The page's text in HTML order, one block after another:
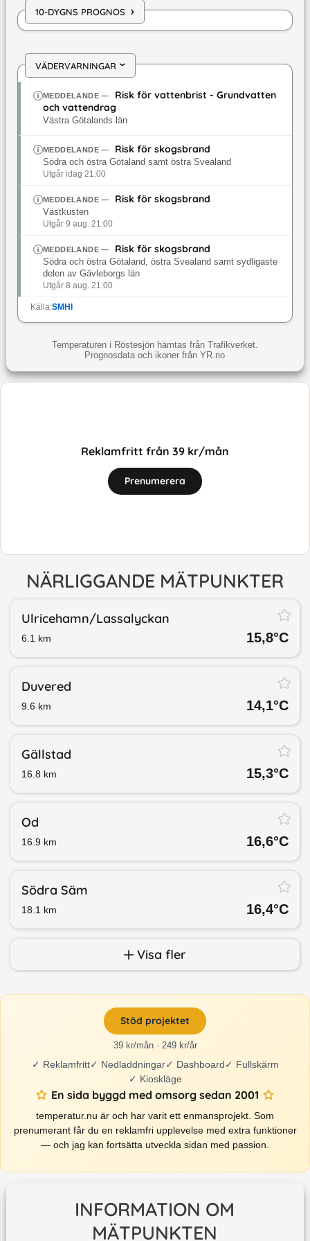
10-DYGNS PROGNOS ›
VÄDERVARNINGAR›
MEDDELANDE—
Risk för vattenbrist - Grundvatten
och vattendrag
Västra Götalands län
MEDDELANDE— Risk för skogsbrand
Södra och östra Götaland samt östra Svealand
Utgår idag 21:00
MEDDELANDE— Risk för skogsbrand
Västkusten
Utgår 9 aug. 21:00
MEDDELANDE— Risk för skogsbrand
Södra och östra Götaland, östra Svealand samt sydligaste
delen av Gävleborgs län
Utgår 8 aug. 21:00
Källa:SMHI
Temperaturen i Röstesjön hämtas från Trafikverket.
Prognosdata och ikoner från YR.no
Reklamfritt från 39 kr/mån
Prenumerera
NÄRLIGGANDE MÄTPUNKTER
Ulricehamn/​Lassalyckan
6.1 km 15,8°C
Duvered
9.6 km 14,1°C
Gällstad
16.8 km 15,3°C
Od
16.9 km 16,6°C
Södra Säm
18.1 km 16,4°C
Visa fler
Stöd projektet
39 kr/mån · 249 kr/år
✓ Reklamfritt✓ Nedladdningar✓ Dashboard✓ Fullskärm
✓ Kioskläge
En sida byggd med omsorg sedan 2001
temperatur.nu är och har varit ett enmansprojekt. Som
prenumerant får du en reklamfri upplevelse med extra funktioner
— och jag kan fortsätta utveckla sidan med passion.
INFORMATION OM
MÄTPUNKTEN